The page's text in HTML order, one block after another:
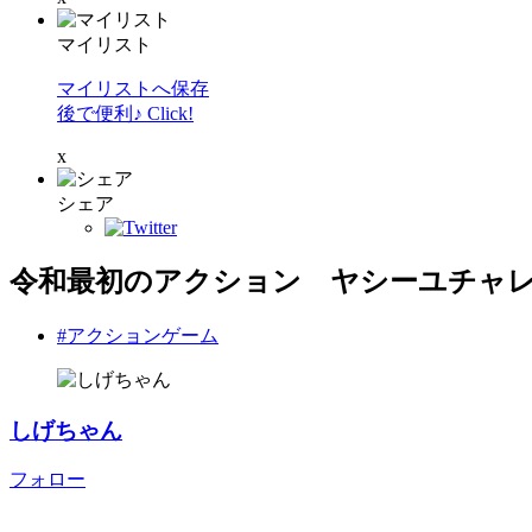
マイリスト
マイリストへ保存
後で便利♪ Click!
x
シェア
令和最初のアクション ヤシーユチャ
#アクションゲーム
しげちゃん
フォロー